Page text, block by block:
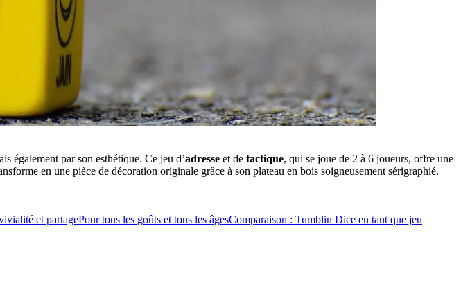
également par son esthétique. Ce jeu d’adresse et de tactique, qui se joue de 2 à 6 joueurs, offre une
en une pièce de décoration originale grâce à son plateau en bois soigneusement sérigraphié.
et partagePour tous les goûts et tous les âgesComparaison : Tumblin Dice en tant que jeu